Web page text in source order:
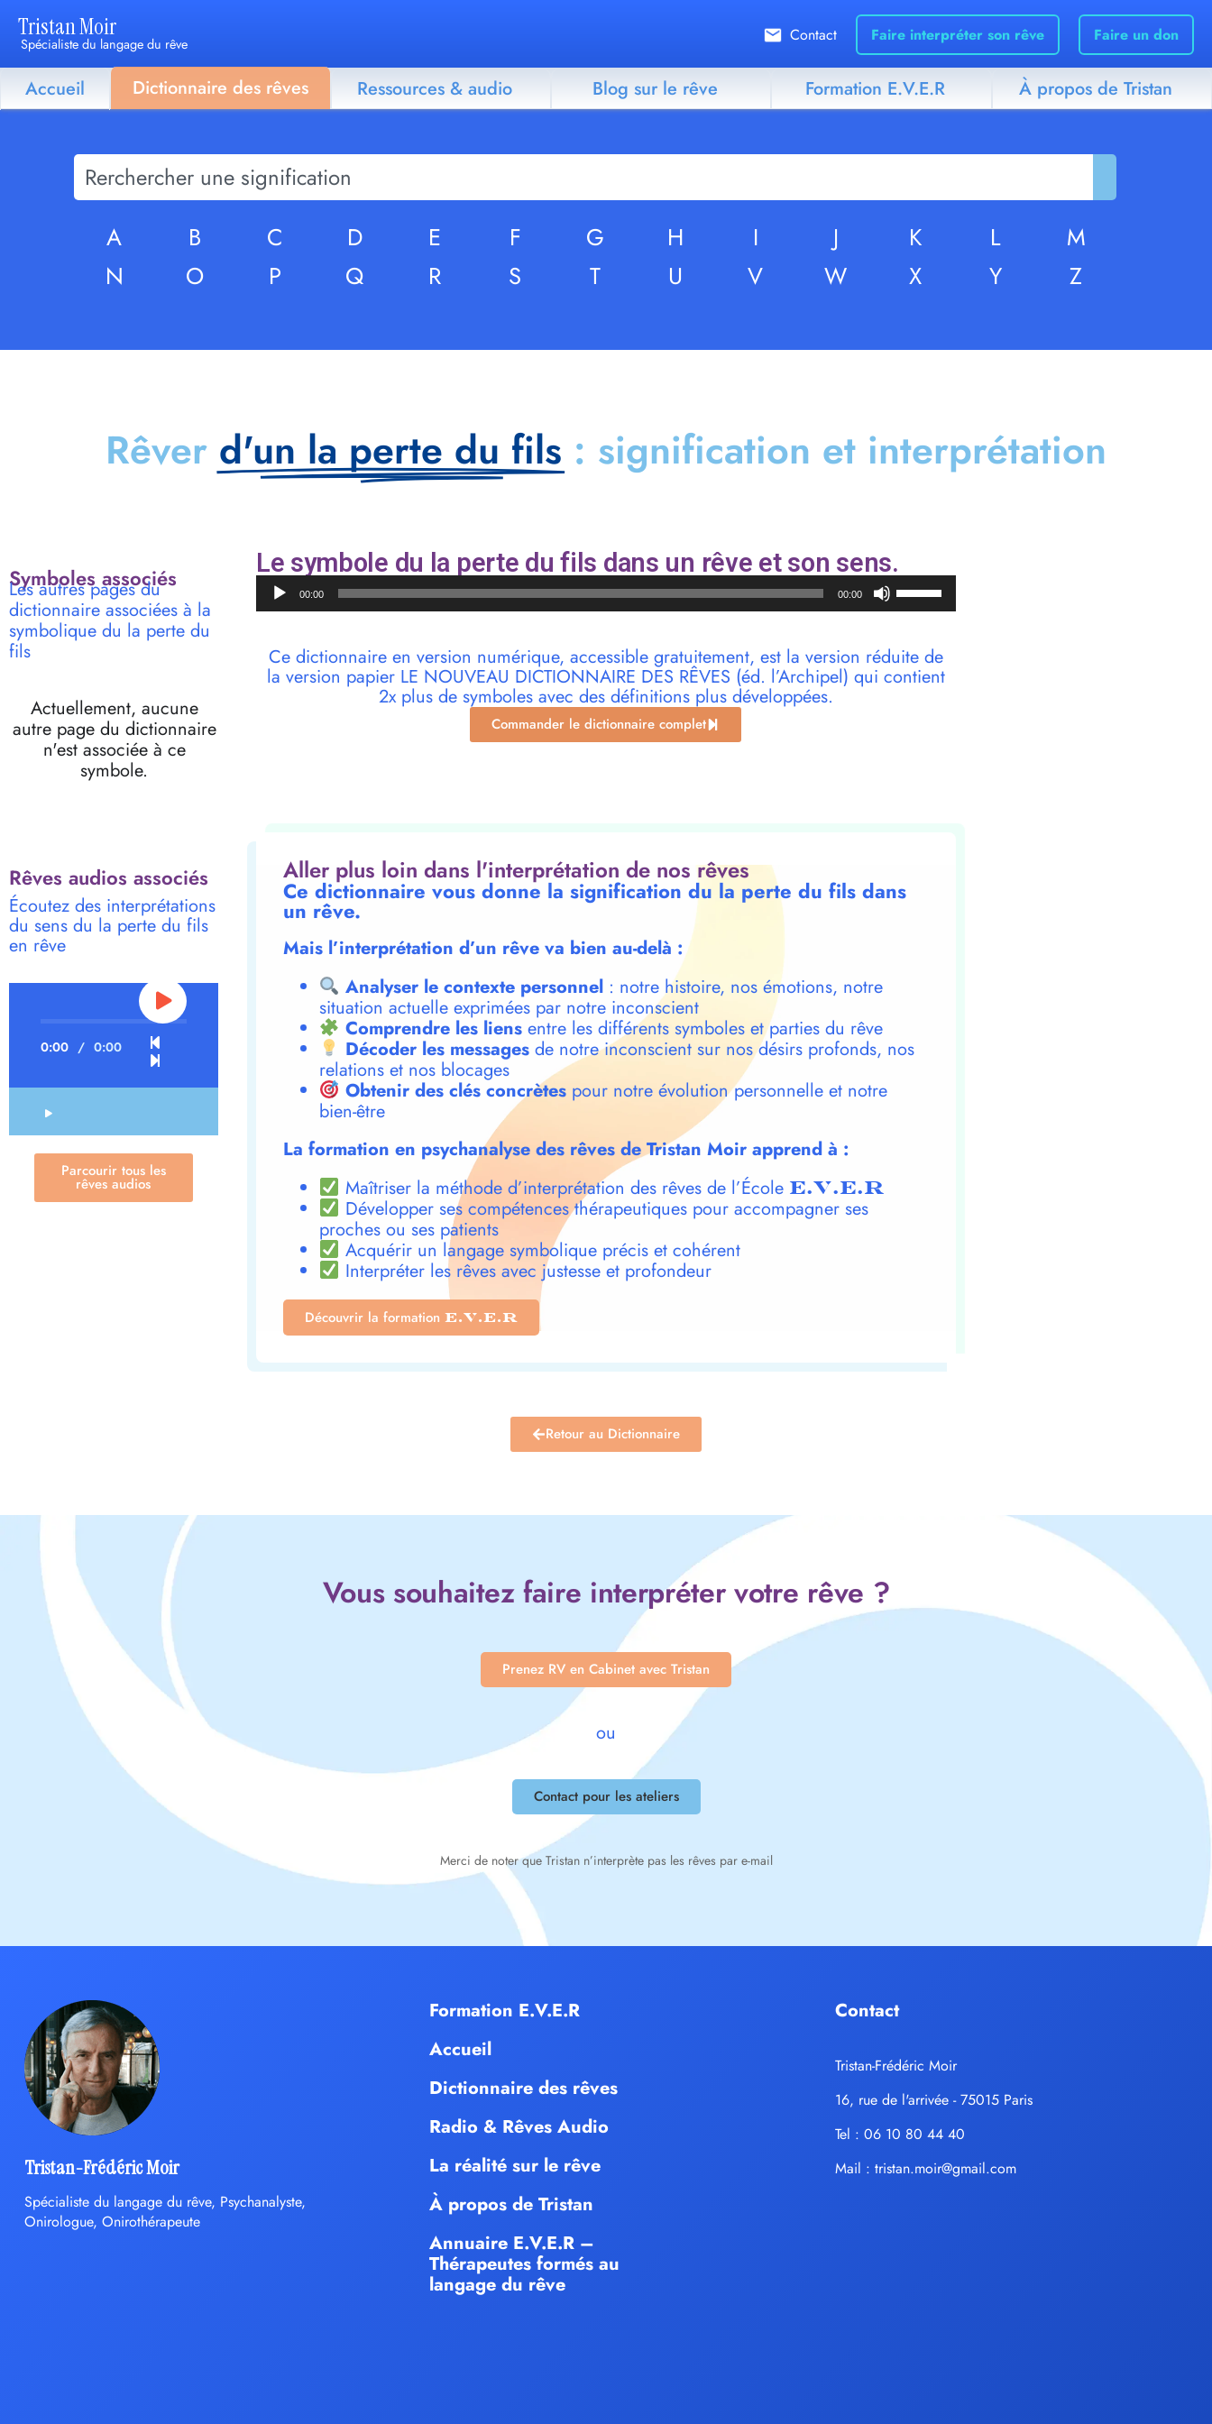
Tristan Moir
Spécialiste du langage du rêve Contact Faire interpréter son rêve Faire un don
Accueil Dictionnaire des rêves Ressources & audio Blog sur le rêve Formation E.V.E.R À propos de Tristan
A B C D E F G H I J K L
M
N
O P Q R S T U V W X Y Z
Rêver d'un la perte du fils : signification et interprétation
Symboles associés
Les autres pages du
dictionnaire associées à la
symbolique du la perte du
fils
Actuellement, aucune
autre page du dictionnaire
n'est associée à ce
symbole.
Rêves audios associés
Écoutez des interprétations
du sens du la perte du fils
en rêve
0:00 / 0:00
Parcourir tous les
rêves audios
Le symbole du la perte du fils dans un rêve et son sens.
Lecteur
audio00:00 00:00
haut/bas
pour
augmenter
Ce dictionnaire en version numérique, accessible gratuitement, est la version réduite de
la version papier LE NOUVEAU DICTIONNAIRE DES RÊVES (éd. l’Archipel) qui contient
2x plus de symboles avec des définitions plus développées.
Commander le dictionnaire complet
Aller plus loin dans l'interprétation de nos rêves
Ce dictionnaire vous donne la signification du la perte du fils dans
un rêve.
Mais l’interprétation d’un rêve va bien au-delà :
Analyser le contexte personnel: notre histoire, nos émotions, notre
situation actuelle exprimées par notre inconscient
Comprendre les liensentre les différents symboles et parties du rêve
Décoder les messagesde notre inconscient sur nos désirs profonds, nos
relations et nos blocages
Obtenir des clés concrètespour notre évolution personnelle et notre
bien-être
La formation en psychanalyse des rêves de Tristan Moir apprend à :
Maîtriser la méthode d’interprétation des rêves de l’École E.V.E.R
Développer ses compétences thérapeutiques pour accompagner ses
proches ou ses patients
Acquérir un langage symbolique précis et cohérent
Interpréter les rêves avec justesse et profondeur
Découvrir la formation E.V.E.R
Retour au Dictionnaire
Vous souhaitez faire interpréter votre rêve ?
Prenez RV en Cabinet avec Tristan
ou
Contact pour les ateliers
Merci de noter que Tristan n’interprète pas les rêves par e-mail
Tristan-Frédéric Moir
Spécialiste du langage du rêve, Psychanalyste,
Onirologue, Onirothérapeute
Formation E.V.E.R
Accueil
Dictionnaire des rêves
Radio & Rêves Audio
La réalité sur le rêve
À propos de Tristan
Annuaire E.V.E.R –
Thérapeutes formés au
langage du rêve
Contact
Tristan-Frédéric Moir
16, rue de l'arrivée - 75015 Paris
Tel : 06 10 80 44 40
Mail :tristan.moir@gmail.com